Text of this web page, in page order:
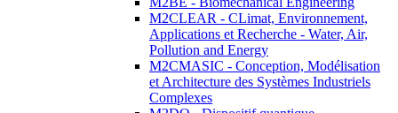
M2CLEAR - CLimat, Environnement,
Applications et Recherche - Water, Air,
Pollution and Energy
M2CMASIC - Conception, Modélisation
et Architecture des Systèmes Industriels
Complexes